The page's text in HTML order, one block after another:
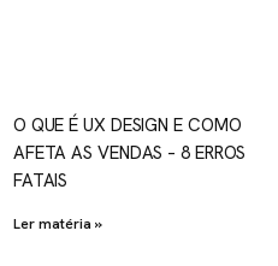
O QUE É UX DESIGN E COMO
AFETA AS VENDAS – 8 ERROS
FATAIS
Ler matéria »